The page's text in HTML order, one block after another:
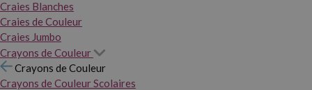
Craies Blanches
Craies de Couleur
Craies Jumbo
Crayons de Couleur
Crayons de Couleur
Crayons de Couleur Scolaires